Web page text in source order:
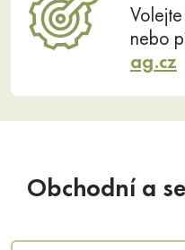
Volejte
nebo
ag.cz
Obchodní a